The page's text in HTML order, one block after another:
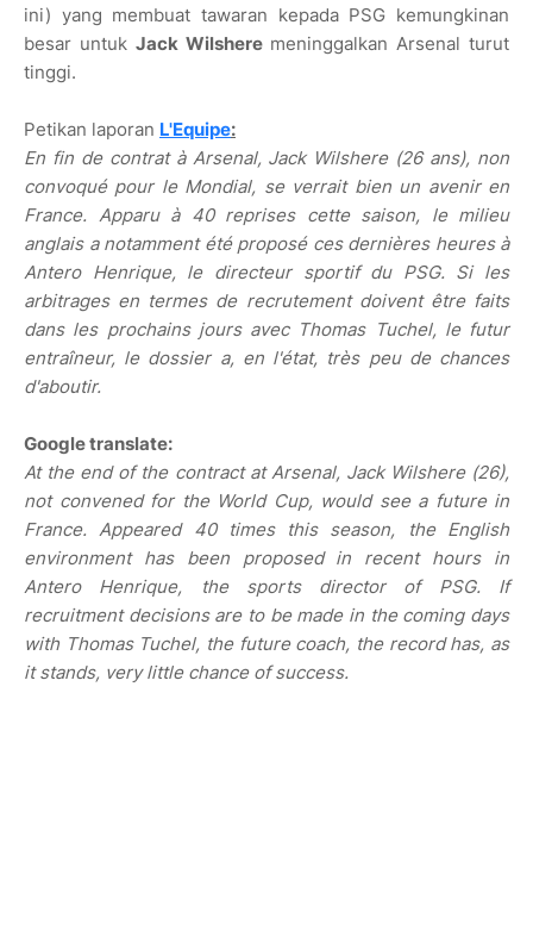
ini) yang membuat tawaran kepada PSG kemungkinan
besar untuk Jack Wilsheremeninggalkan Arsenal turut
tinggi.
Petikan laporan L'Equipe:
En fin de contrat à Arsenal, Jack Wilshere (26 ans), non
convoqué pour le Mondial, se verrait bien un avenir en
France. Apparu à 40 reprises cette saison, le milieu
anglais a notamment été proposé ces dernières heures à
Antero Henrique, le directeur sportif du PSG. Si les
arbitrages en termes de recrutement doivent être faits
dans les prochains jours avec Thomas Tuchel, le futur
entraîneur, le dossier a, en l'état, très peu de chances
d'aboutir.
Google translate:
At the end of the contract at Arsenal, Jack Wilshere (26),
not convened for the World Cup, would see a future in
France. Appeared 40 times this season, the English
environment has been proposed in recent hours in
Antero Henrique, the sports director of PSG. If
recruitment decisions are to be made in the coming days
with Thomas Tuchel, the future coach, the record has, as
it stands, very little chance of success.